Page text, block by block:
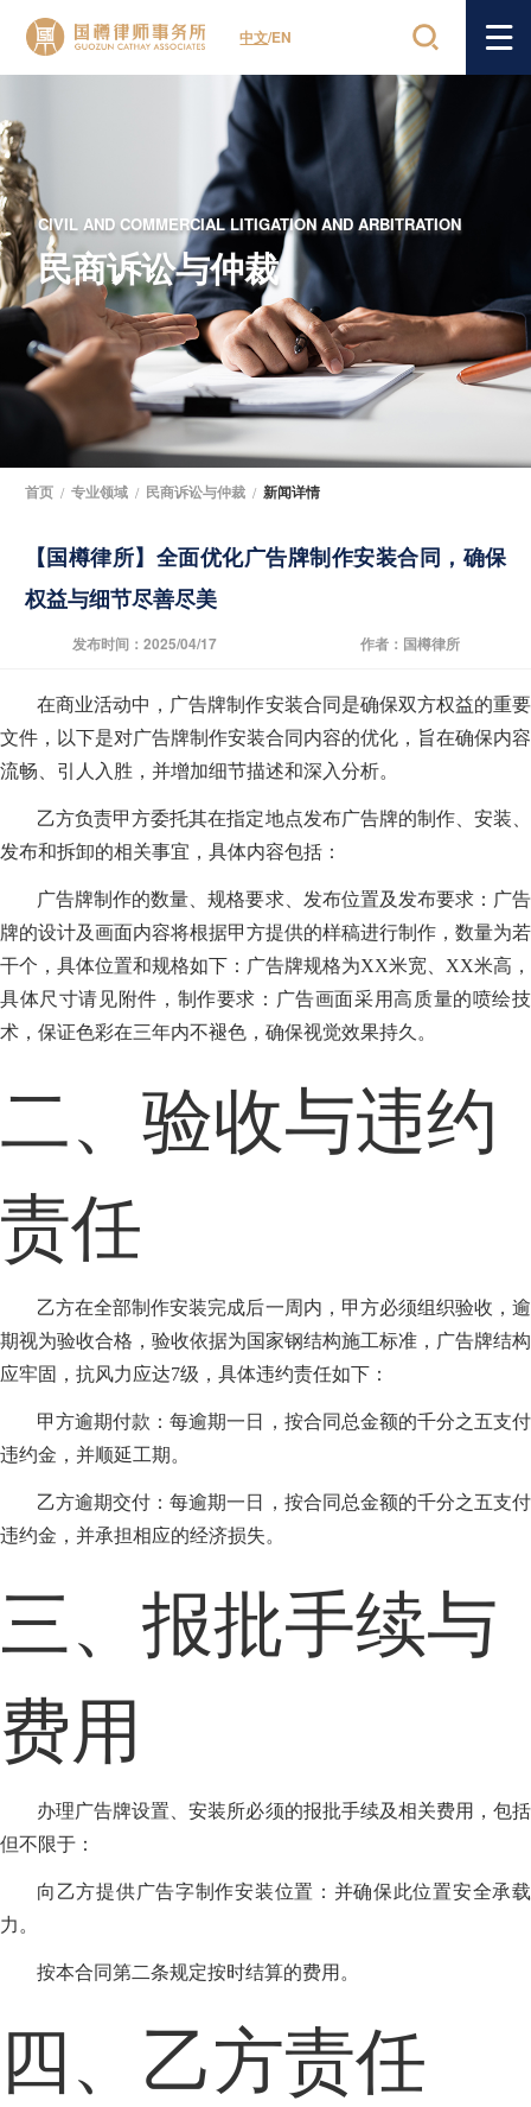
中文/EN
CIVIL AND COMMERCIAL LITIGATION AND ARBITRATION
民商诉讼与仲裁
首页 / 专业领域 / 民商诉讼与仲裁 / 新闻详情
【国樽律所】全面优化广告牌制作安装合同，确保
权益与细节尽善尽美
发布时间：2025/04/17 作者：国樽律所
在商业活动中，广告牌制作安装合同是确保双方权益的重要
文件，以下是对广告牌制作安装合同内容的优化，旨在确保内容
流畅、引人入胜，并增加细节描述和深入分析。
乙方负责甲方委托其在指定地点发布广告牌的制作、安装、
发布和拆卸的相关事宜，具体内容包括：
广告牌制作的数量、规格要求、发布位置及发布要求：广告
牌的设计及画面内容将根据甲方提供的样稿进行制作，数量为若
干个，具体位置和规格如下：广告牌规格为XX米宽、XX米高，
具体尺寸请见附件，制作要求：广告画面采用高质量的喷绘技
术，保证色彩在三年内不褪色，确保视觉效果持久。
二、验收与违约
责任
乙方在全部制作安装完成后一周内，甲方必须组织验收，逾
期视为验收合格，验收依据为国家钢结构施工标准，广告牌结构
应牢固，抗风力应达7级，具体违约责任如下：
甲方逾期付款：每逾期一日，按合同总金额的千分之五支付
违约金，并顺延工期。
乙方逾期交付：每逾期一日，按合同总金额的千分之五支付
违约金，并承担相应的经济损失。
三、报批手续与
费用
办理广告牌设置、安装所必须的报批手续及相关费用，包括
但不限于：
向乙方提供广告字制作安装位置：并确保此位置安全承载
力。
按本合同第二条规定按时结算的费用。
四、乙方责任